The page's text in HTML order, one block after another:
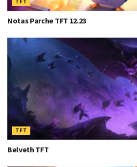
Notas Parche TFT 12.23
TFT
Belveth TFT